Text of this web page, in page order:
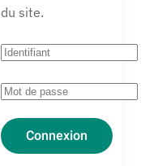
du site.
Connexion